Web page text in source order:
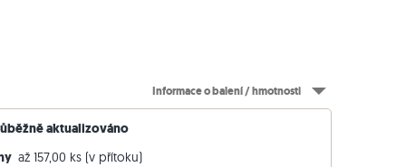
Péče a pokládka příslušenství
Travníkový obrubník z pískovce
Travníkový obrubník z travertinu
Další informace o vizualizéru
Venkovní dlažby
Tvorba-zahrady
Informace o balení / hmotnosti
aktualizováno
až 157,00 ks (v přítoku)